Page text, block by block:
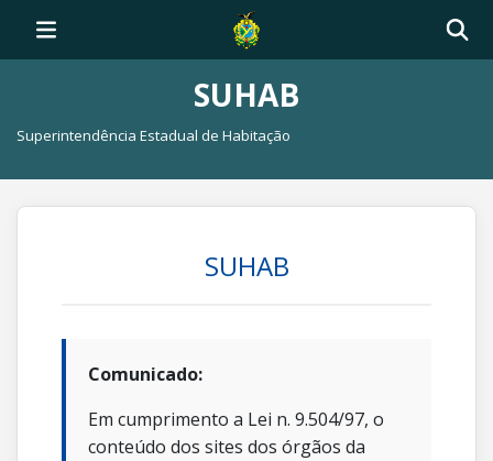
SUHAB
Superintendência Estadual de Habitação
SUHAB
Comunicado:
Em cumprimento a Lei n. 9.504/97, o
conteúdo dos sites dos órgãos da